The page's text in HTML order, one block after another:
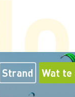
Strand Wat te